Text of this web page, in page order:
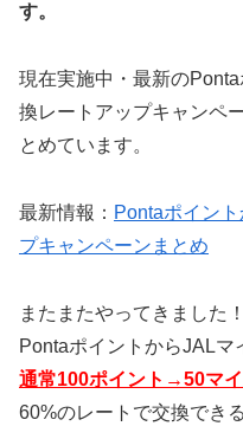
す。
現在実施中・最新の
換レートアップキャンペ
とめています。
最新情報： Pontaポイン
プキャンペーンまとめ
またまたやってきました！
PontaポイントからJAL
通常100ポイント→50マ
60%のレートで交換でき